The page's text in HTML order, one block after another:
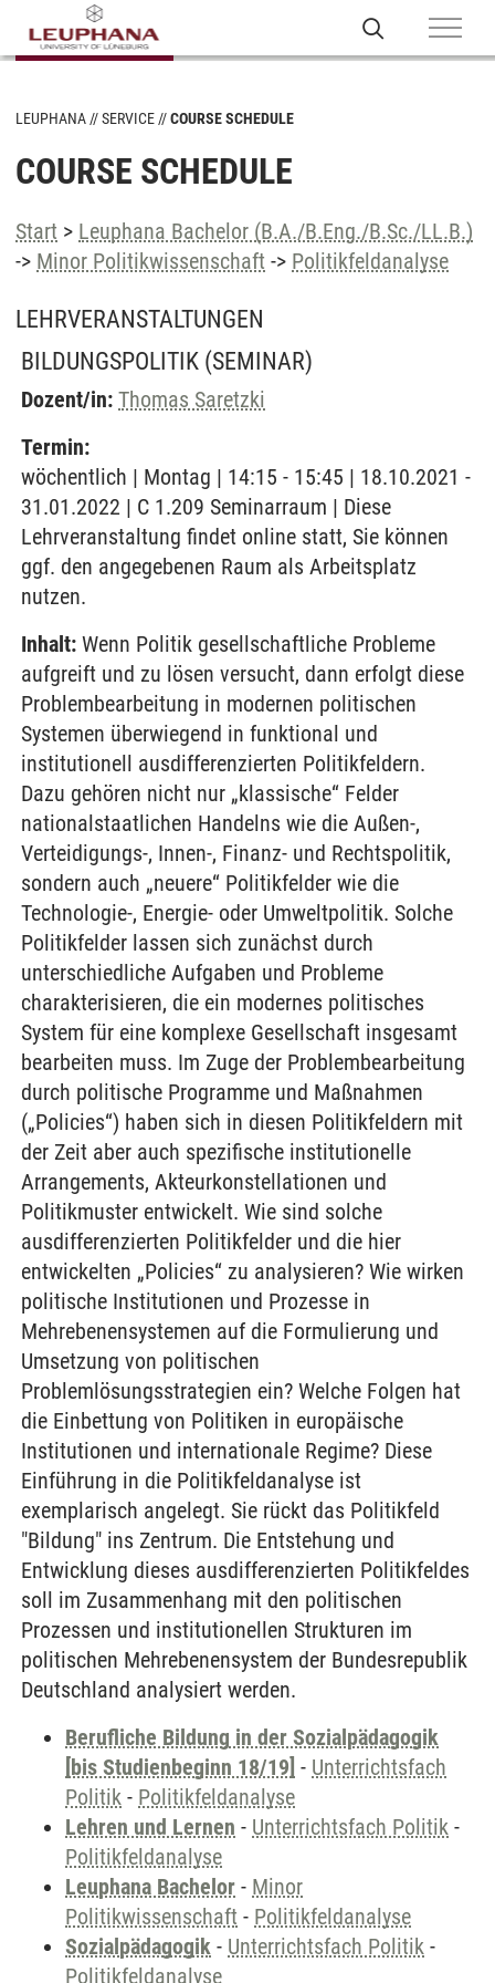
LEUPHANA SERVICE COURSE SCHEDULE
COURSE SCHEDULE
Start > Leuphana Bachelor (B.A./B.Eng./B.Sc./LL.B.)
-> Minor Politikwissenschaft -> Politikfeldanalyse
LEHRVERANSTALTUNGEN
BILDUNGSPOLITIK (SEMINAR)
Dozent/in: Thomas Saretzki
Termin:
wöchentlich | Montag | 14:15 - 15:45 | 18.10.2021 -
31.01.2022 | C 1.209 Seminarraum | Diese
Lehrveranstaltung findet online statt, Sie können
ggf. den angegebenen Raum als Arbeitsplatz
nutzen.
Inhalt: Wenn Politik gesellschaftliche Probleme
aufgreift und zu lösen versucht, dann erfolgt diese
Problembearbeitung in modernen politischen
Systemen überwiegend in funktional und
institutionell ausdifferenzierten Politikfeldern.
Dazu gehören nicht nur „klassische“ Felder
nationalstaatlichen Handelns wie die Außen-,
Verteidigungs-, Innen-, Finanz- und Rechtspolitik,
sondern auch „neuere“ Politikfelder wie die
Technologie-, Energie- oder Umweltpolitik. Solche
Politikfelder lassen sich zunächst durch
unterschiedliche Aufgaben und Probleme
charakterisieren, die ein modernes politisches
System für eine komplexe Gesellschaft insgesamt
bearbeiten muss. Im Zuge der Problembearbeitung
durch politische Programme und Maßnahmen
(„Policies“) haben sich in diesen Politikfeldern mit
der Zeit aber auch spezifische institutionelle
Arrangements, Akteurkonstellationen und
Politikmuster entwickelt. Wie sind solche
ausdifferenzierten Politikfelder und die hier
entwickelten „Policies“ zu analysieren? Wie wirken
politische Institutionen und Prozesse in
Mehrebenensystemen auf die Formulierung und
Umsetzung von politischen
Problemlösungsstrategien ein? Welche Folgen hat
die Einbettung von Politiken in europäische
Institutionen und internationale Regime? Diese
Einführung in die Politikfeldanalyse ist
exemplarisch angelegt. Sie rückt das Politikfeld
"Bildung" ins Zentrum. Die Entstehung und
Entwicklung dieses ausdifferenzierten Politikfeldes
soll im Zusammenhang mit den politischen
Prozessen und institutionellen Strukturen im
politischen Mehrebenensystem der Bundesrepublik
Deutschland analysiert werden.
Berufliche Bildung in der Sozialpädagogik
[bis Studienbeginn 18/19] - Unterrichtsfach
Politik - Politikfeldanalyse
Lehren und Lernen - Unterrichtsfach Politik -
Politikfeldanalyse
Leuphana Bachelor - Minor
Politikwissenschaft - Politikfeldanalyse
Sozialpädagogik - Unterrichtsfach Politik -
Politikfeldanalyse